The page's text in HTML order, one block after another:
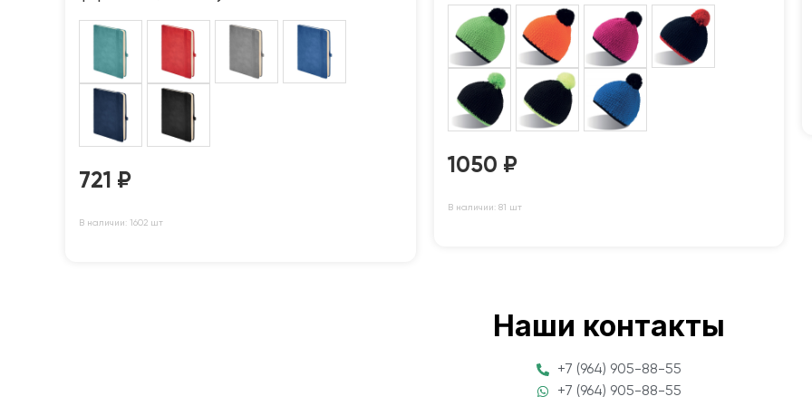
721 ₽
В наличии: 1602 шт
1050 ₽
В наличии: 81 шт
Наши контакты
+7 (964) 905-88-55
+7 (964) 905-88-55